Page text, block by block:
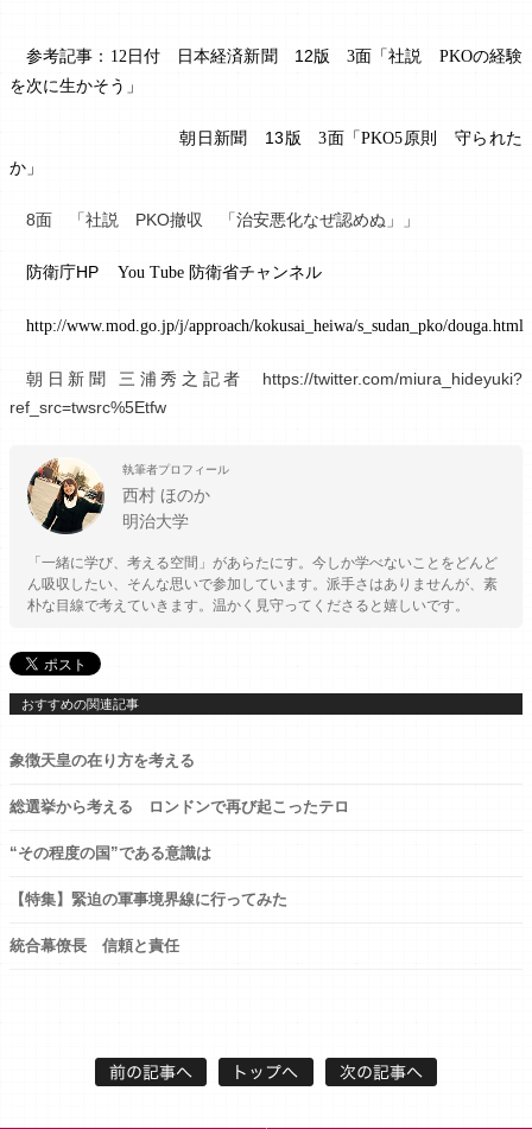
参考記事： 12 日付 日本経済新聞 12版3面「社説 PKOの経験
を次に生かそう」
朝日新聞 13版3面「PKO5 原則 守られた
か」
8面 「社説 PKO撤収 「治安悪化なぜ認めぬ」」
防衛庁HP You Tube 防衛省チャンネル
http://www.mod.go.jp/j/approach/kokusai_heiwa/s_sudan_pko/douga.html
朝日新聞 三浦秀之記者 https://twitter.com/miura_hideyuki?
ref_src=twsrc%5Etfw
執筆者プロフィール
西村 ほのか
明治大学
「一緒に学び、考える空間」があらたにす。今しか学べないことをどんど
ん吸収したい、そんな思いで参加しています。派手さはありませんが、素
朴な目線で考えていきます。温かく見守ってくださると嬉しいです。
おすすめの関連記事
象徴天皇の在り方を考える
総選挙から考える ロンドンで再び起こったテロ
“その程度の国”である意識は
【特集】緊迫の軍事境界線に行ってみた
統合幕僚長 信頼と責任